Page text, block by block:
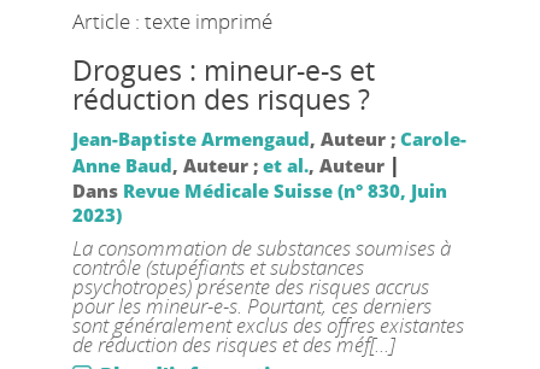
Article : texte imprimé
Drogues : mineur-e-s et
réduction des risques ?
Jean-Baptiste Armengaud, Auteur ; Carole-
Anne Baud, Auteur ; et al., Auteur |
Dans Revue Médicale Suisse (n° 830, Juin
2023)
La consommation de substances soumises à
contrôle (stupéfiants et substances
psychotropes) présente des risques accrus
pour les mineur-e-s. Pourtant, ces derniers
sont généralement exclus des offres existantes
de réduction des risques et des méf[...]